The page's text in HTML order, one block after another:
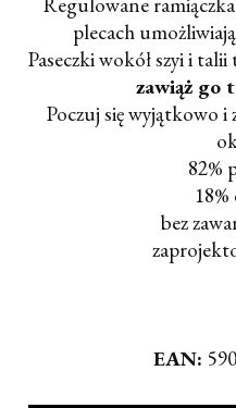
plecach
Paseczki wokół szyi i
zawiąż go
Poczuj się wyjątkowo i
82%
18%
bez
EAN: